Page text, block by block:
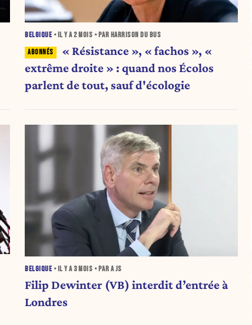
BELGIQUE • IL Y A2 MOIS • PAR HARRISON DU BUS
« Résistance », « fachos », «
extrême droite » : quand nos Écolos
parlent de tout, sauf d'écologie
BELGIQUE • IL Y A3 MOIS • PAR A JS
Filip Dewinter (VB) interdit d’entrée à
Londres